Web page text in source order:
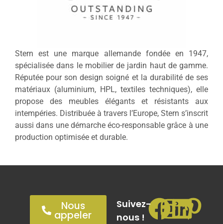
Stern est une marque allemande fondée en 1947,
spécialisée dans le mobilier de jardin haut de gamme.
Réputée pour son design soigné et la durabilité de ses
matériaux (aluminium, HPL, textiles techniques), elle
propose des meubles élégants et résistants aux
intempéries. Distribuée à travers l’Europe, Stern s’inscrit
aussi dans une démarche éco-responsable grâce à une
production optimisée et durable.
Nous
appeler
Suivez-
nous !